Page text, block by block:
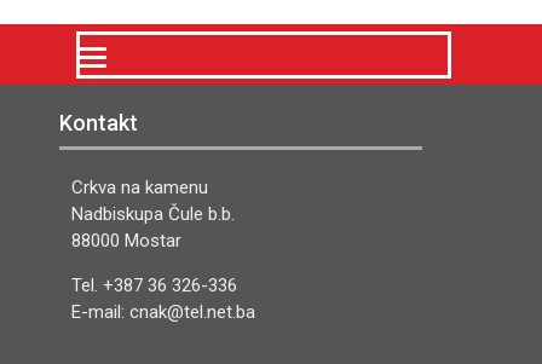
Kontakt
Crkva na kamenu
Nadbiskupa Čule b.b.
88000 Mostar
Tel. +387 36 326-336
E-mail: cnak@tel.net.ba